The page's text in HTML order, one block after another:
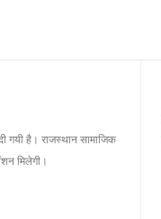
है। राजस्थान सामाजिक
मिलेगी।